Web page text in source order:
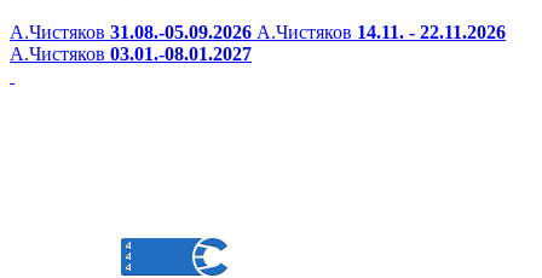
А.Чистяков 31.08.-05.09.2026 А.Чистяков 14.11. - 22.11.2026
А.Чистяков 03.01.-08.01.2027